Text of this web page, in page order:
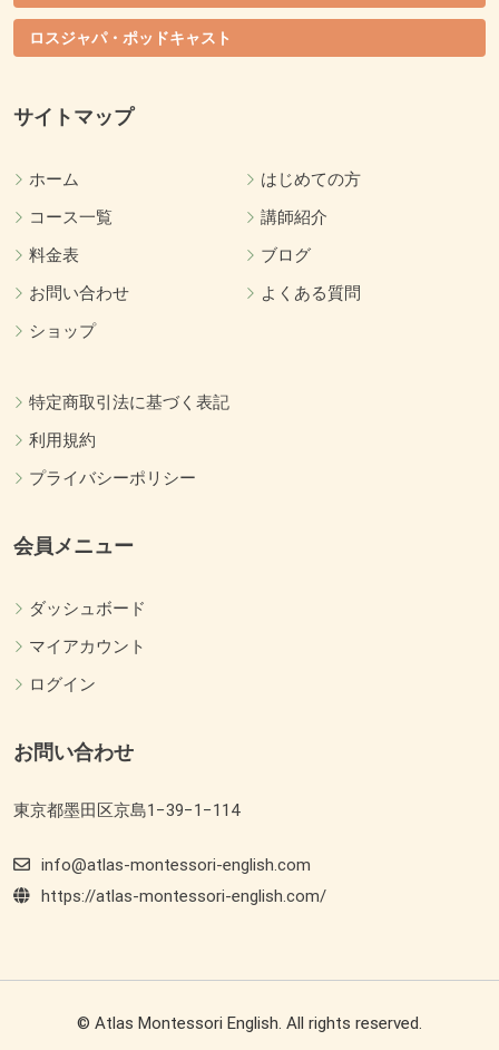
ロスジャパ・ポッドキャスト
サイトマップ
ホーム
はじめての方
コース一覧
講師紹介
料金表
ブログ
お問い合わせ
よくある質問
ショップ
特定商取引法に基づく表記
利用規約
プライバシーポリシー
会員メニュー
ダッシュボード
マイアカウント
ログイン
お問い合わせ
東京都墨田区京島1−39−1−114
info@atlas-montessori-english.com
https://atlas-montessori-english.com/
© Atlas Montessori English. All rights reserved.